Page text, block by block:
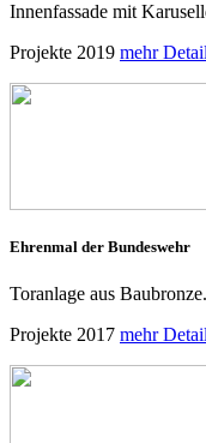
Innenfassade mit
Projekte 2019 mehr
Ehrenmal der Bundeswehr
Toranlage aus
Projekte 2017 mehr